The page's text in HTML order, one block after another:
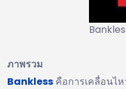
ภาพรวม
Bankless คือการเคลื่อนไ